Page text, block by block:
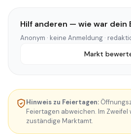
Hilf anderen — wie war dein
Anonym · keine Anmeldung ·
Markt
Hinweis zu Feiertagen:
Feiertagen abweichen. Im Zweifel
zuständige Marktamt.